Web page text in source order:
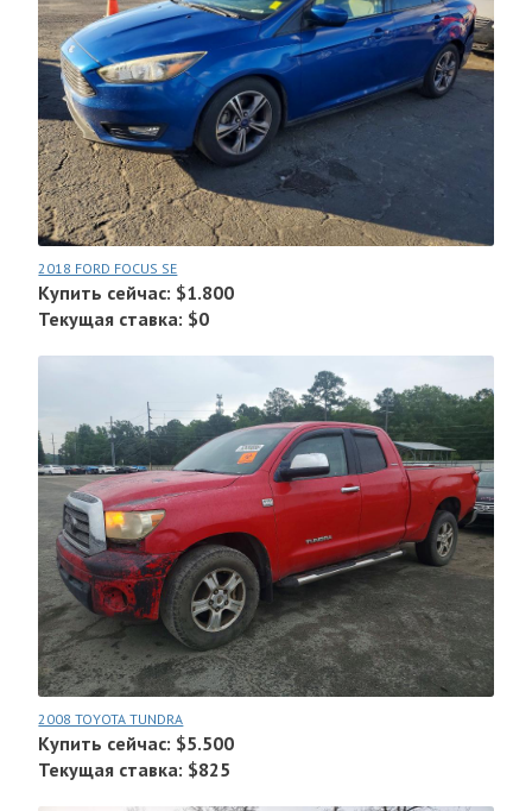
2018 FORD FOCUS SE
Купить сейчас: $1.800
Текущая ставка: $0
2008 TOYOTA TUNDRA
Купить сейчас: $5.500
Текущая ставка: $825